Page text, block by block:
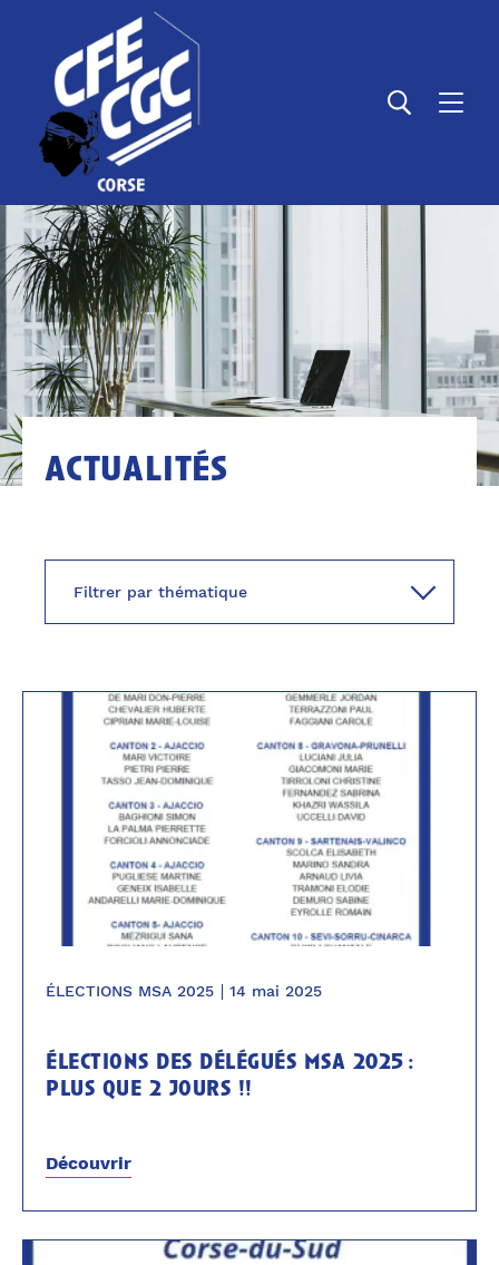
actualités
ÉLECTIONS MSA 2025 14 mai 2025
élections des délégués msa 2025 :
plus que 2 jours !!
Découvrir
Panneau de gestion des cookies